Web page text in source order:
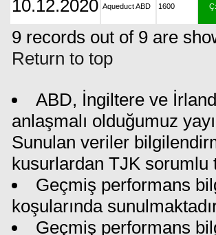
10.12.2020 Aqueduct ABD 1600 Ç:
9 records out of 9 are
Return to top
ABD, İngiltere ve
anlaşmalı olduğumuz
Sunulan veriler
kusurlardan TJK sorumlu
Geçmiş performans
koşularında
Geçmiş performans